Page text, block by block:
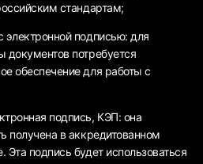
стандартам;
подписью: для
потребуется
обеспечение для работы с
подпись, КЭП: она
получена в аккредитованном
подпись будет использоваться